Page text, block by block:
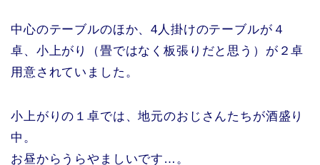
中心のテーブルのほか、4人掛けのテーブルが４
卓、小上がり（畳ではなく板張りだと思う）が２卓
用意されていました。
小上がりの１卓では、地元のおじさんたちが酒盛り
中。
お昼からうらやましいです…。